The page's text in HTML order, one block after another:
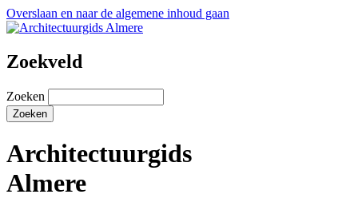
Overslaan en naar de algemene inhoud gaan
Zoekveld
Zoeken
Architectuurgids
Almere